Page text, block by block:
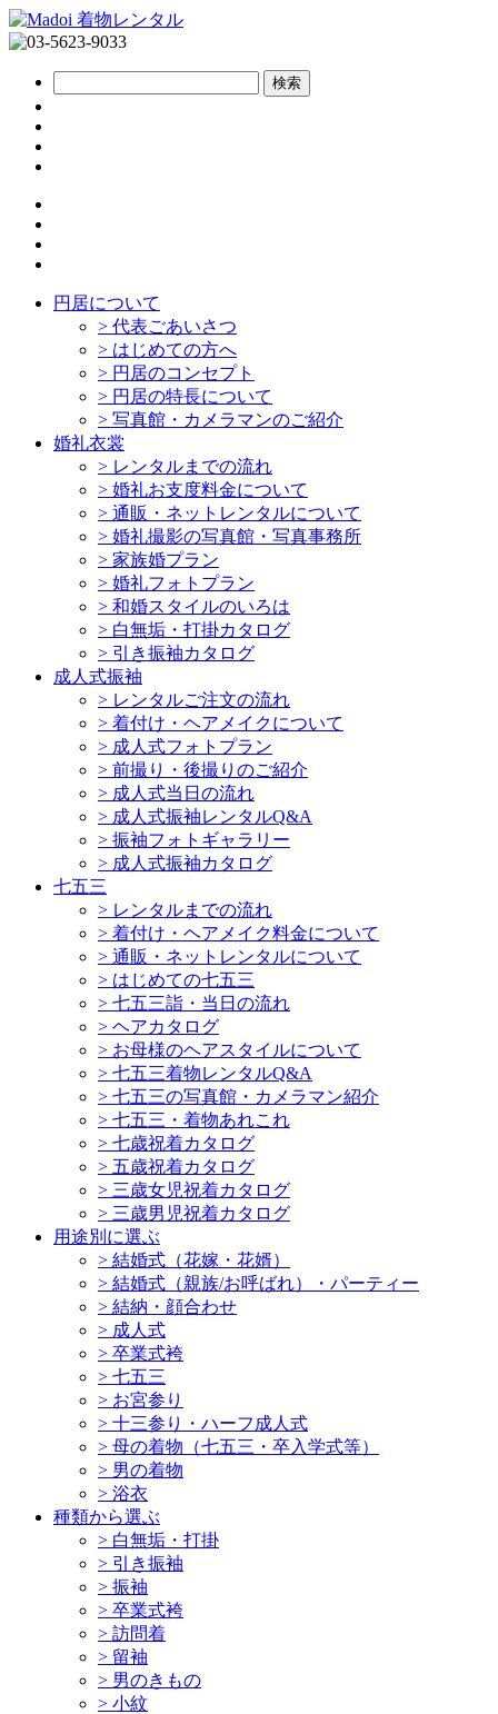
円居について
> 代表ごあいさつ
> はじめての方へ
> 円居のコンセプト
> 円居の特長について
> 写真館・カメラマンのご紹介
婚礼衣裳
> レンタルまでの流れ
> 婚礼お支度料金について
> 通販・ネットレンタルについて
> 婚礼撮影の写真館・写真事務所
> 家族婚プラン
> 婚礼フォトプラン
> 和婚スタイルのいろは
> 白無垢・打掛カタログ
> 引き振袖カタログ
成人式振袖
> レンタルご注文の流れ
> 着付け・ヘアメイクについて
> 成人式フォトプラン
> 前撮り・後撮りのご紹介
> 成人式当日の流れ
> 成人式振袖レンタルQ&A
> 振袖フォトギャラリー
> 成人式振袖カタログ
七五三
> レンタルまでの流れ
> 着付け・ヘアメイク料金について
> 通販・ネットレンタルについて
> はじめての七五三
> 七五三詣・当日の流れ
> ヘアカタログ
> お母様のヘアスタイルについて
> 七五三着物レンタルQ&A
> 七五三の写真館・カメラマン紹介
> 七五三・着物あれこれ
> 七歳祝着カタログ
> 五歳祝着カタログ
> 三歳女児祝着カタログ
> 三歳男児祝着カタログ
用途別に選ぶ
> 結婚式（花嫁・花婿）
> 結婚式（親族/お呼ばれ）・パーティー
> 結納・顔合わせ
> 成人式
> 卒業式袴
> 七五三
> お宮参り
> 十三参り・ハーフ成人式
> 母の着物（七五三・卒入学式等）
> 男の着物
> 浴衣
種類から選ぶ
> 白無垢・打掛
> 引き振袖
> 振袖
> 卒業式袴
> 訪問着
> 留袖
> 男のきもの
> 小紋